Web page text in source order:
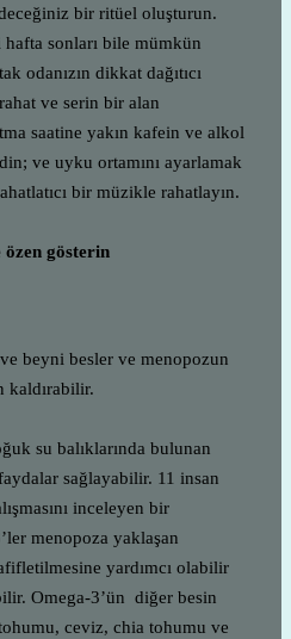
bir ritüel oluşturun.
sonları bile mümkün
odanızın dikkat dağıtıcı
ve serin bir alan
saatine yakın kafein ve alkol
ve uyku ortamını ayarlamak
bir müzikle rahatlayın.
özen gösterin
beyni besler ve menopozun
kaldırabilir.
su balıklarında bulunan
sağlayabilir. 11 insan
inceleyen bir
menopoza yaklaşan
yardımcı olabilir
Omega-3’ün diğer besin
ceviz, chia tohumu ve